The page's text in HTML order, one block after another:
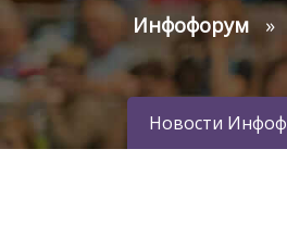
Инфофорум
Новости